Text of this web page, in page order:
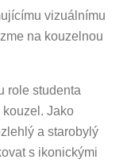
vizuálnímu
na kouzelnou
role studenta
Jako
a starobylý
s ikonickými